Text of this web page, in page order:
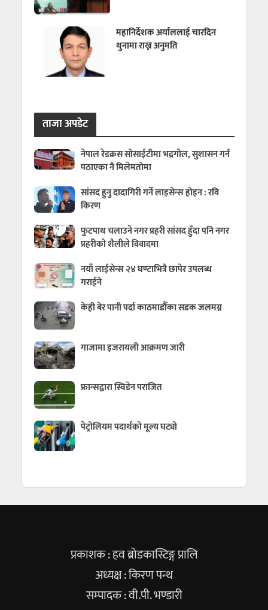
महानिर्देशक अर्याललाई चारदिन
थुनामा राख्न अनुमति
ताजा अपडेट
नेपाल रेडक्रस सोसाईटीमा भद्रगोल, सुशासन गर्न
पठाएका नै मिलेमतोमा
सांसद हुनु दादागिरी गर्ने लाइसेन्स होइन : रवि
किरण
फुटपाथ चलाउने नगर प्रहरी सांसद हुँदा पनि नगर
प्रहरीको शैलीले विवादमा
नयाँ लाईसेन्स २४ घण्टाभित्रै छापेर उपलब्ध
गराईने
केही बेर पानी पर्दा काठमाडौँका सडक जलमग्न
गाजामा इजरायली आक्रमण जारी
फ्रान्सद्वारा स्विडेन पराजित
पेट्रोलियम पदार्थको मूल्य घट्यो
प्रकाशक : हव ब्रोडकास्टिङ्ग प्रालि
अध्यक्ष : किरण पन्थ
सम्पादक : वी.पी. भण्डारी